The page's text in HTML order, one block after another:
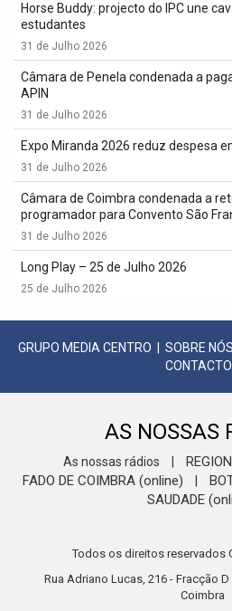
Horse Buddy: projecto do IPC une
estudantes
31 de Julho 2026
Câmara de Penela condenada a
APIN
31 de Julho 2026
Expo Miranda 2026 reduz despesa
31 de Julho 2026
Câmara de Coimbra condenada a
programador para Convento São
31 de Julho 2026
Long Play – 25 de Julho 2026
25 de Julho 2026
GRUPO MEDIA CENTRO SOBRE NÓS
AS NOSSAS
As nossas rádios
FADO DE COIMBRA (online)
SAUDADE
Todos os direitos reservados
Rua Adriano Lucas, 216 - Fracção
Coimbra